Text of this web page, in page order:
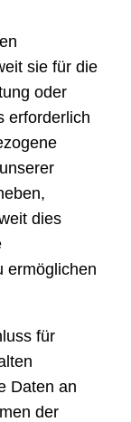
sie für die
oder
erforderlich
dies
ermöglichen
für
Daten an
der